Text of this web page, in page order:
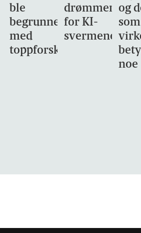
ble
begrunnet
med
toppforskning
drømmemålet
for KI-
svermene
og
som
noe